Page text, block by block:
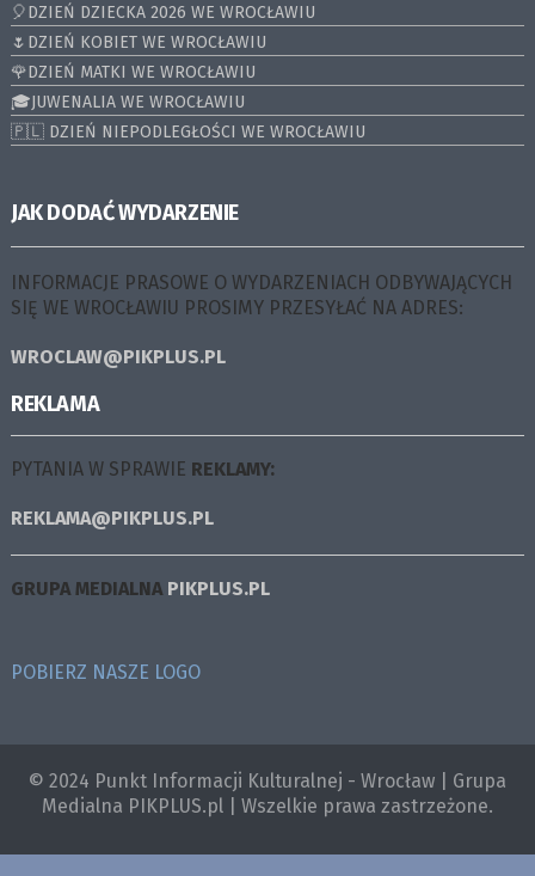
🎈DZIEŃ DZIECKA 2026 WE WROCŁAWIU
🌷DZIEŃ KOBIET WE WROCŁAWIU
🌹DZIEŃ MATKI WE WROCŁAWIU
🎓JUWENALIA WE WROCŁAWIU
🇵🇱 DZIEŃ NIEPODLEGŁOŚCI WE WROCŁAWIU
JAK DODAĆ WYDARZENIE
INFORMACJE PRASOWE O WYDARZENIACH ODBYWAJĄCYCH
SIĘ WE WROCŁAWIU PROSIMY PRZESYŁAĆ NA ADRES:
WROCLAW@PIKPLUS.PL
REKLAMA
PYTANIA W SPRAWIE REKLAMY:
REKLAMA@PIKPLUS.PL
GRUPA MEDIALNA PIKPLUS.PL
POBIERZ NASZE LOGO
© 2024 Punkt Informacji Kulturalnej - Wrocław | Grupa
Medialna PIKPLUS.pl | Wszelkie prawa zastrzeżone.